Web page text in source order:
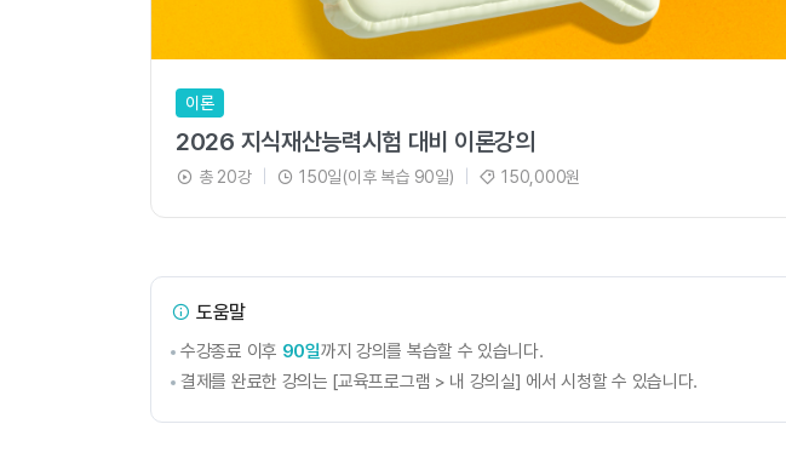
이론
2026 지식재산능력시험 대비 이론강의
총 20강 150일(이후 복습 90일) 150,000원
도움말
수강종료 이후 90일까지 강의를 복습할 수 있습니다.
결제를 완료한 강의는 [교육프로그램 > 내 강의실] 에서 시청할 수 있습니다.